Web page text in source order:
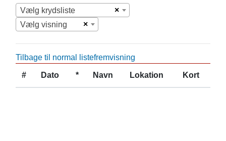
×
Vælg krydsliste
×
Vælg visning
Tilbage til normal listefremvisning
# Dato * Navn Lokation Kort